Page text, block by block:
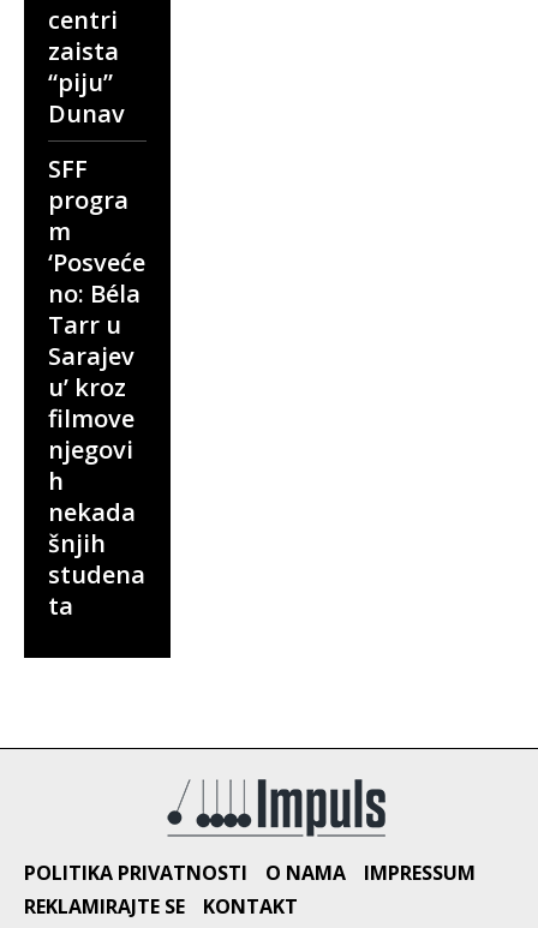
centri
zaista
“piju”
Dunav
SFF
progra
m
‘Posveće
no: Béla
Tarr u
Sarajev
u’ kroz
filmove
njegovi
h
nekada
šnjih
studena
ta
POLITIKA PRIVATNOSTI O NAMA
IMPRESSUM
REKLAMIRAJTE SE
KONTAKT